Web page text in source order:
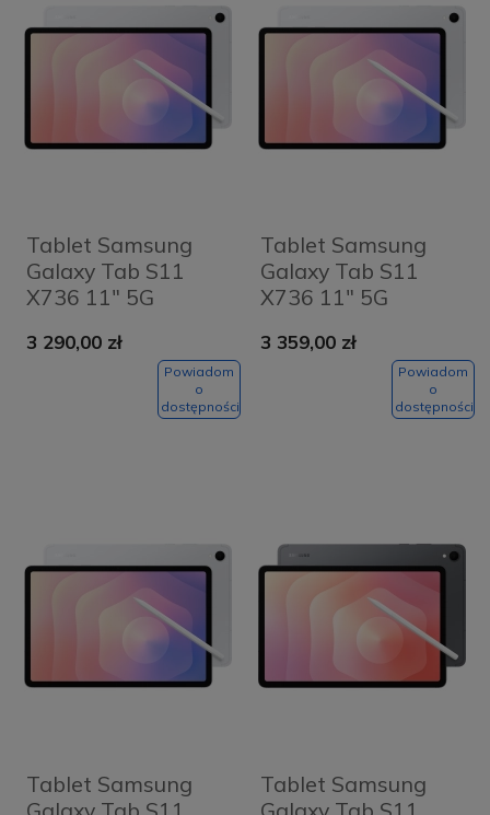
Tablet Samsung
Galaxy Tab S11
X736 11" 5G
Silver
3 290,00 zł
Powiadom
o
dostępności
Tablet Samsung
Galaxy Tab S11
X736 11" 5G
Silver
3 359,00 zł
Powiadom
o
dostępności
Tablet Samsung
Tablet Samsung